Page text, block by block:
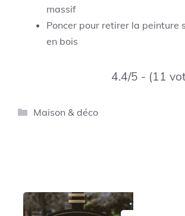
massif
Poncer pour retirer la peinture
en bois
4.4/5 - (11
Catégories
Maison & déco